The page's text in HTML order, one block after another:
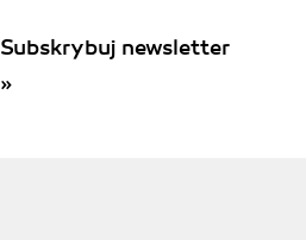
Subskrybuj newsletter
»